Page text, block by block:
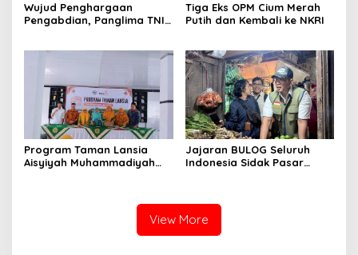
Wujud Penghargaan
Pengabdian, Panglima TNI
Tiga Eks OPM Cium Merah
Putih dan Kembali ke NKRI
Program Taman Lansia
Aisyiyah Muhammadiyah
Jajaran BULOG Seluruh
Indonesia Sidak Pasar
dan Lebaran 2026
View More